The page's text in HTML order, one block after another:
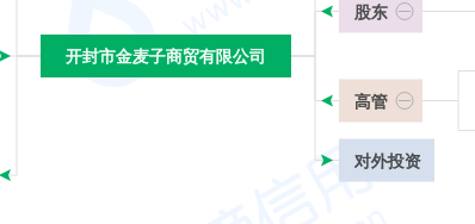
开封市金麦子商贸有限公司
开封市金麦子商贸有限公司
股东
高管
对外投资